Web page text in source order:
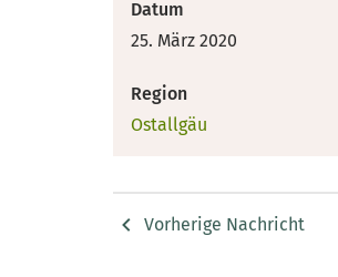
Datum
25. März 2020
Region
Ostallgäu
Vorherige Nachricht